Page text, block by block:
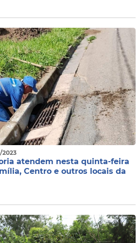
2023
atendem nesta quinta-feira
Centro e outros locais da